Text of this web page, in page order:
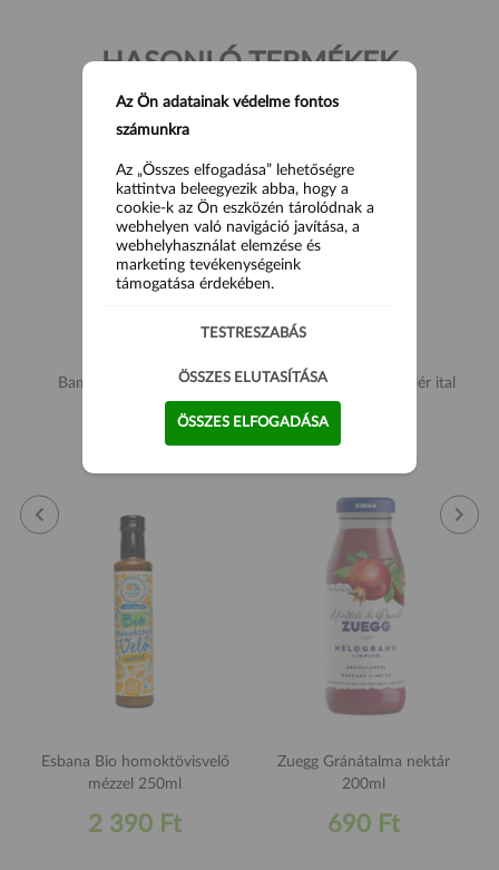
HASONLÓ TERMÉKEK
Bambootree Kókuszvíz
1 990 Ft
Esbana Bio homoktövisvelő
mézzel 250ml
2 390 Ft
Zuegg Citrom-gyömbér ital
690 Ft
Zuegg Gránátalma nektár
200ml
690 Ft
Az Ön adatainak védelme fontos
számunkra
Az „Összes elfogadása” lehetőségre
kattintva beleegyezik abba, hogy a
cookie-k az Ön eszközén tárolódnak a
webhelyen való navigáció javítása, a
webhelyhasználat elemzése és
marketing tevékenységeink
támogatása érdekében.
TESTRESZABÁS
ÖSSZES ELUTASÍTÁSA
ÖSSZES ELFOGADÁSA